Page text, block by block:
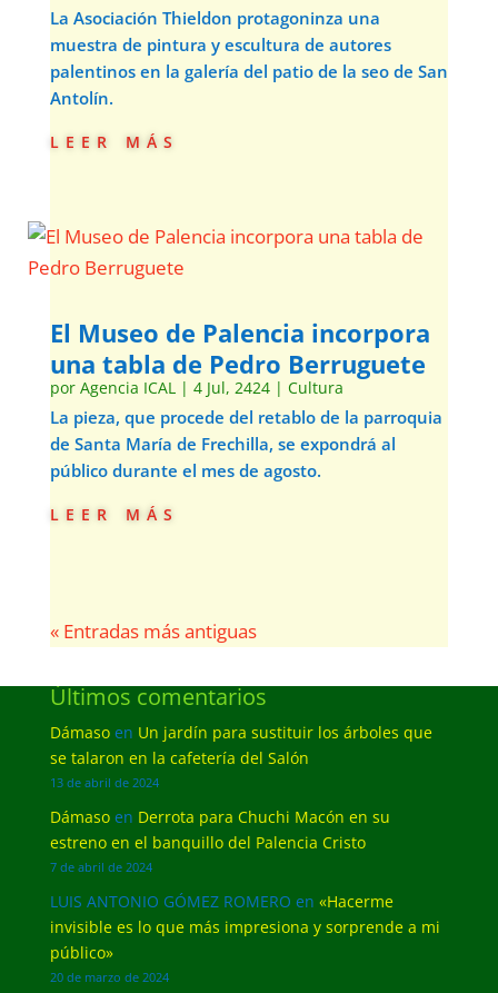
La Asociación Thieldon protagoninza una
muestra de pintura y escultura de autores
palentinos en la galería del patio de la seo de San
Antolín.
leer más
El Museo de Palencia incorpora
una tabla de Pedro Berruguete
por Agencia ICAL| 4 Jul, 2424| Cultura
La pieza, que procede del retablo de la parroquia
de Santa María de Frechilla, se expondrá al
público durante el mes de agosto.
leer más
« Entradas más antiguas
Últimos comentarios
Dámasoen Un jardín para sustituir los árboles que
se talaron en la cafetería del Salón
13 de abril de 2024
Dámasoen Derrota para Chuchi Macón en su
estreno en el banquillo del Palencia Cristo
7 de abril de 2024
LUIS ANTONIO GÓMEZ ROMERO en «Hacerme
invisible es lo que más impresiona y sorprende a mi
público»
20 de marzo de 2024